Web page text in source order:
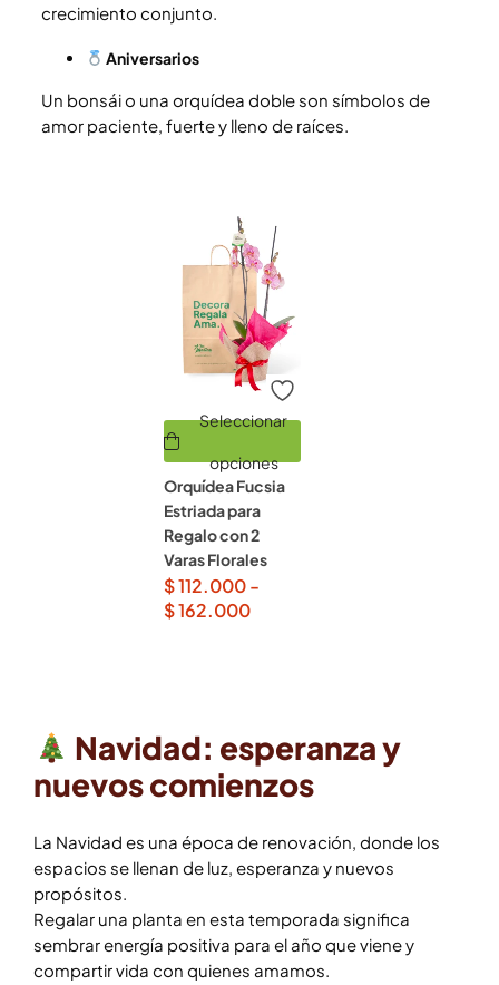
crecimiento conjunto.
Aniversarios
Un bonsái o una orquídea doble son símbolos de
amor paciente, fuerte y lleno de raíces.
Seleccionar
opciones
Orquídea Fucsia
Estriada para
Regalo con 2
Varas Florales
$112.000-
$162.000
Navidad: esperanza y
nuevos comienzos
La Navidad es una época de renovación, donde los
espacios se llenan de luz, esperanza y nuevos
propósitos.
Regalar una planta en esta temporada significa
sembrar energía positiva para el año que viene y
compartir vida con quienes amamos.